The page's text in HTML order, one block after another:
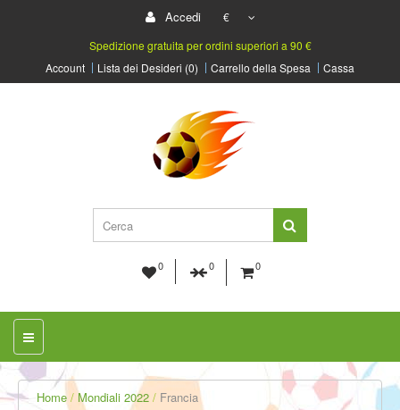
Accedi
€
Spedizione gratuita per ordini superiori a 90 €
Account
Lista dei Desideri (0) Carrello della Spesa Cassa
0 0 0
Home Mondiali 2022 Francia